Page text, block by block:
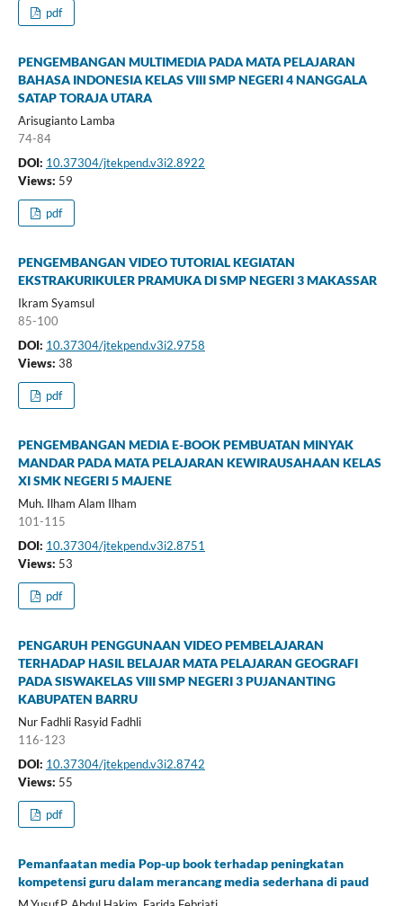
pdf
PENGEMBANGAN MULTIMEDIA PADA MATA PELAJARAN
BAHASA INDONESIA KELAS VIII SMP NEGERI 4 NANGGALA
SATAP TORAJA UTARA
Arisugianto Lamba
74-84
DOI: 10.37304/jtekpend.v3i2.8922
Views: 59
pdf
PENGEMBANGAN VIDEO TUTORIAL KEGIATAN
EKSTRAKURIKULER PRAMUKA DI SMP NEGERI 3 MAKASSAR
Ikram Syamsul
85-100
DOI: 10.37304/jtekpend.v3i2.9758
Views: 38
pdf
PENGEMBANGAN MEDIA E-BOOK PEMBUATAN MINYAK
MANDAR PADA MATA PELAJARAN KEWIRAUSAHAAN KELAS
XI SMK NEGERI 5 MAJENE
Muh. Ilham Alam Ilham
101-115
DOI: 10.37304/jtekpend.v3i2.8751
Views: 53
pdf
PENGARUH PENGGUNAAN VIDEO PEMBELAJARAN
TERHADAP HASIL BELAJAR MATA PELAJARAN GEOGRAFI
PADA SISWAKELAS VIII SMP NEGERI 3 PUJANANTING
KABUPATEN BARRU
Nur Fadhli Rasyid Fadhli
116-123
DOI: 10.37304/jtekpend.v3i2.8742
Views: 55
pdf
Pemanfaatan media Pop-up book terhadap peningkatan
kompetensi guru dalam merancang media sederhana di paud